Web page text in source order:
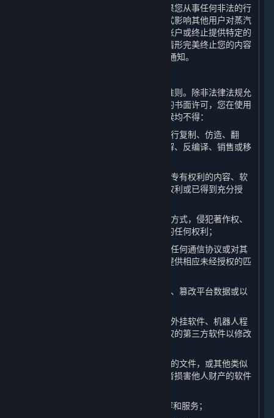
告知其他多人在线游戏服务提供方。如果您从事任何非法的行
为或活动、实施作弊行为、或以其他方式影响其他用户对蒸汽
平台的体验，完美世界可能会终止您的帐户或终止提供特定的
内容和服务。您知晓并同意，若因上述情形完美终止您的内容
和服务和/或帐户，则无需提前向您发出通知。
作为平台的用户，您同意遵守以下行为准则。除非法律法规允
许、本协议另有规定或获得了完美世界的书面许可，您在使用
平台以及其提供的内容和服务的任何时候均不得：
（1）以任何方式对平台或内容和服务进行复制、仿造、翻
译、反向工程、破解源代码、修改、拆解、反编译、销售或移
（2）上传或者以其他方式提供他人享有专有权利的内容、软
件或其他文件，除非您已经获得相应的权利或已得到充分授
（3）以通过平台使用任何材料或信息的方式，侵犯著作权、
商标、专利、商业秘密或者任何其他方的任何权利；
（4）以任何方式劫持平台网络功能中的任何通信协议或对其
进行重定向，以便为内容和服务搭建或提供相应未经授权的匹
（5）对平台服务器展开攻击、破坏平台、篡改平台数据或以
（6）开发制作、传播或使用作弊程序、外挂软件、机器人程
序、非法破解软件、插件或其他未经授权的第三方软件以修改
（7）上传或传播含有病毒、木马、蠕虫的文件，或其他类似
的、可能影响他人计算机的正常运行或者损害他人财产的软件
（8） 限制或禁止任何其他用户使用内容和服务；